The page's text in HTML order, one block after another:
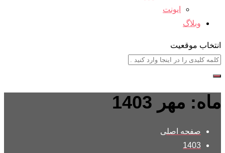
ایونت
وبلاگ
انتخاب موقعیت
ماه: مهر 1403
صفحه اصلی
1403